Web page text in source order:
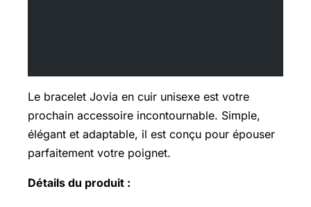
Le bracelet Jovia en cuir unisexe est votre
prochain accessoire incontournable. Simple,
élégant et adaptable, il est conçu pour épouser
parfaitement votre poignet.
Détails du produit :